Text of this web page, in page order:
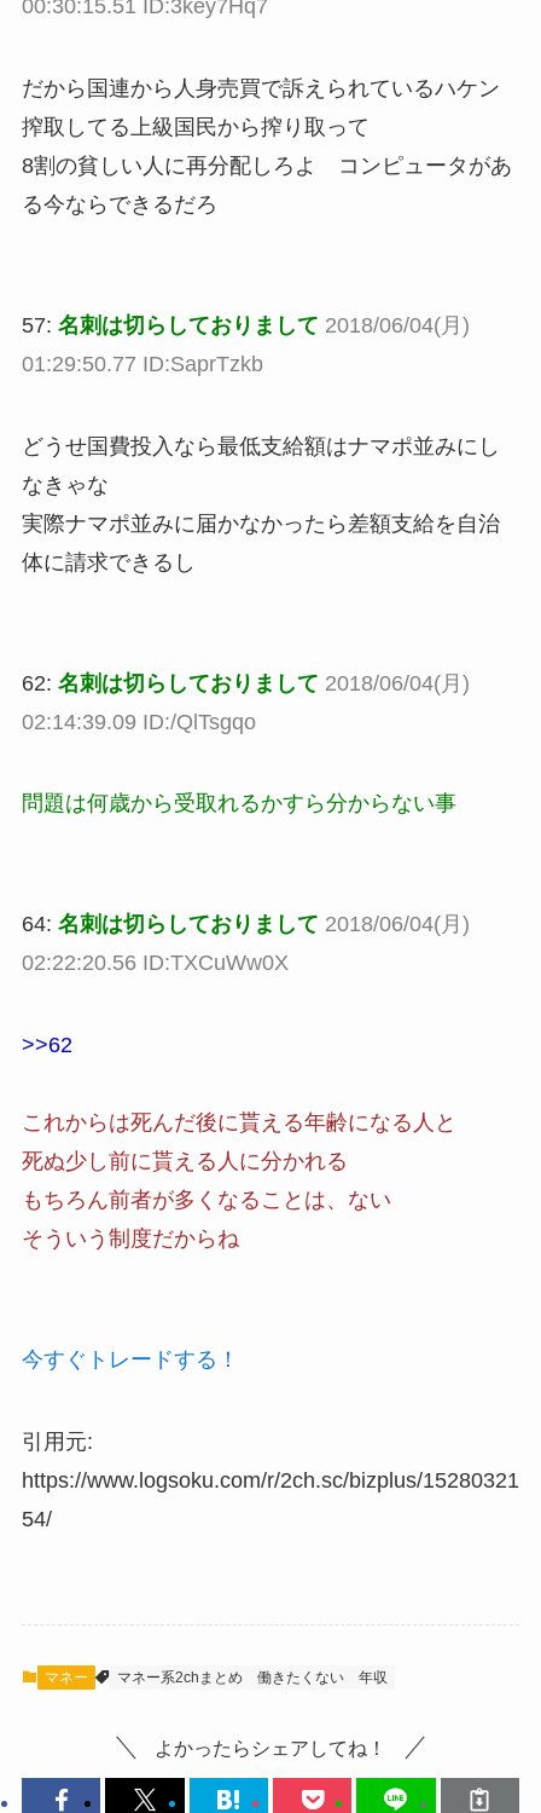
00:30:15.51 ID:3key7Hq7
だから国連から人身売買で訴えられているハケン
搾取してる上級国民から搾り取って
8割の貧しい人に再分配しろよ コンピュータがあ
る今ならできるだろ
57: 名刺は切らしておりまして 2018/06/04(月)
01:29:50.77 ID:SaprTzkb
どうせ国費投入なら最低支給額はナマポ並みにし
なきゃな
実際ナマポ並みに届かなかったら差額支給を自治
体に請求できるし
62: 名刺は切らしておりまして 2018/06/04(月)
02:14:39.09 ID:/QlTsgqo
問題は何歳から受取れるかすら分からない事
64: 名刺は切らしておりまして 2018/06/04(月)
02:22:20.56 ID:TXCuWw0X
>>62
これからは死んだ後に貰える年齢になる人と
死ぬ少し前に貰える人に分かれる
もちろん前者が多くなることは、ない
そういう制度だからね
今すぐトレードする！
引用元:
https://www.logsoku.com/r/2ch.sc/bizplus/15280321
54/
マネー マネー系2chまとめ 働きたくない 年収
よかったらシェアしてね！